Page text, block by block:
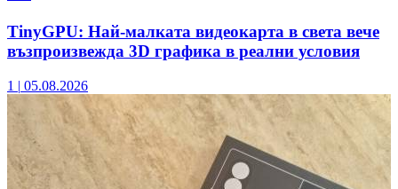
TinyGPU: Най-малката видеокарта в света вече
възпроизвежда 3D графика в реални условия
1 | 05.08.2026